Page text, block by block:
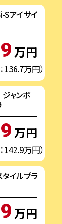
アイサイ
万円
136.7万円）
ャンボ
万円
142.9万円）
イルプラ
万円